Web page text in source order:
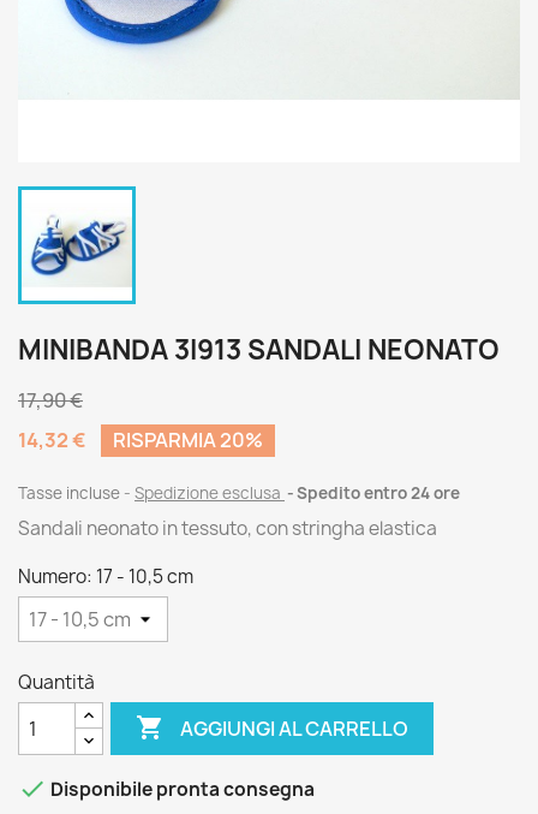
MINIBANDA 3I913 SANDALI NEONATO
17,90 €
14,32 €
RISPARMIA 20%
Tasse incluse Spedizione esclusa Spedito entro 24 ore
Sandali neonato in tessuto, con stringha elastica
Numero: 17 - 10,5 cm
Quantità
 AGGIUNGI AL CARRELLO
 Disponibile pronta consegna